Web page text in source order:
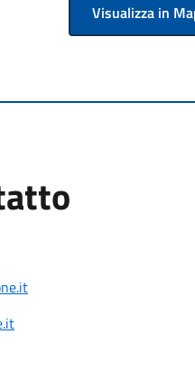
Visualizza in